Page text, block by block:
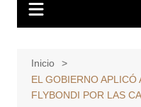
Inicio
EL GOBIERNO APLICÓ
FLYBONDI POR LAS